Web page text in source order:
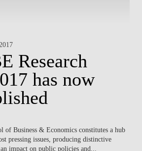
Research
has now
of Business & Economics constitutes a hub
pressing issues, producing distinctive
impact on public policies and...